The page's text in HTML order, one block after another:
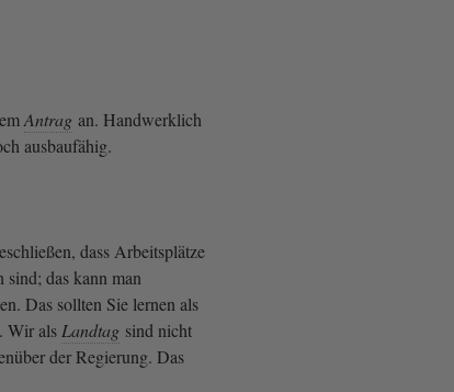
Antrag an. Handwerklich
ausbaufähig.
dass Arbeitsplätze
sind; das kann man
Das sollten Sie lernen als
Wir als Landtag sind nicht
der Regierung. Das